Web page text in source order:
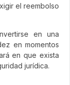
el reembolso
en una
en momentos
en que exista
jurídica.